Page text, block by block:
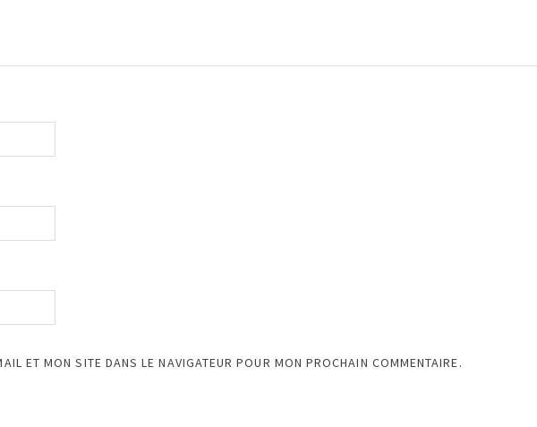
ET MON SITE DANS LE NAVIGATEUR POUR MON PROCHAIN COMMENTAIRE.